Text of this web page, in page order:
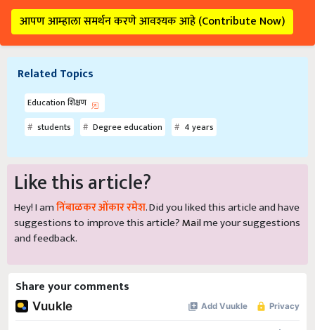
आपण आम्हाला समर्थन करणे आवश्यक आहे (Contribute Now)
Related Topics
Education शिक्षण
students
Degree education 4 years
Like this article?
Hey! I amनिंबाळकर ओंकार रमेश. Did you liked this article and have
suggestions to improve this article?Mailme your suggestions
and feedback.
Share your comments